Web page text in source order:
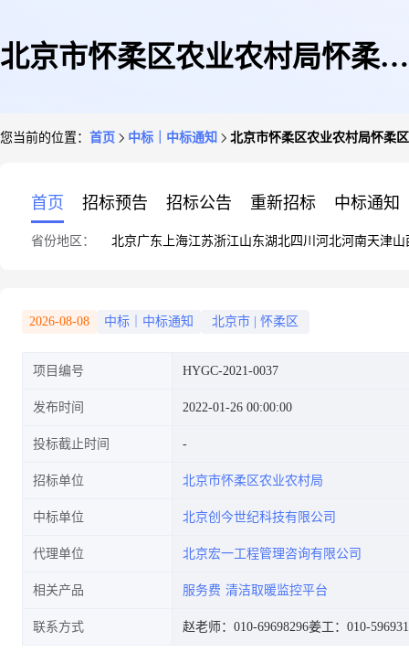
北京市怀柔区农业农村局怀柔区
您当前的位置： 首页 中标｜中标通知 北京市怀柔区农业农村局怀柔
首页 招标预告 招标公告 重新招标 中标通知
省份地区： 北京广东 上海江苏浙江山东湖北四川 河北河南天津山
2026-08-08 中标｜中标通知 北京市 怀柔区
项目编号 HYGC-2021-0037
发布时间 2022-01-26 00:00:00
投标截止时间
招标单位 北京市怀柔区农业农村局
中标单位 北京创今世纪科技有限公司
代理单位 北京宏一工程管理咨询有限公司
相关产品 服务费 清洁取暖监控平台
联系方式 赵老师：010-69698296姜工：010-